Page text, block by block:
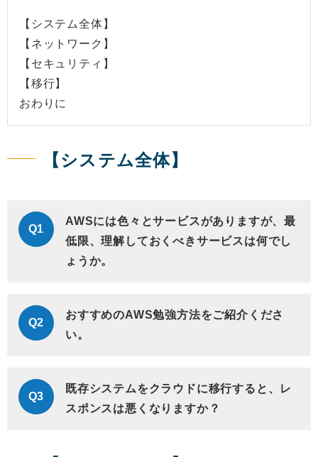
【システム全体】
【ネットワーク】
【セキュリティ】
【移行】
おわりに
【システム全体】
Q1
AWSには色々とサービスがありますが、最
低限、理解しておくべきサービスは何でし
ょうか。
Q2
おすすめのAWS勉強方法をご紹介くださ
い。
Q3
既存システムをクラウドに移行すると、レ
スポンスは悪くなりますか？